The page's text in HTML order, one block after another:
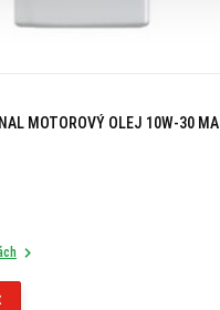
MOTOROVÝ OLEJ 10W-30 MA